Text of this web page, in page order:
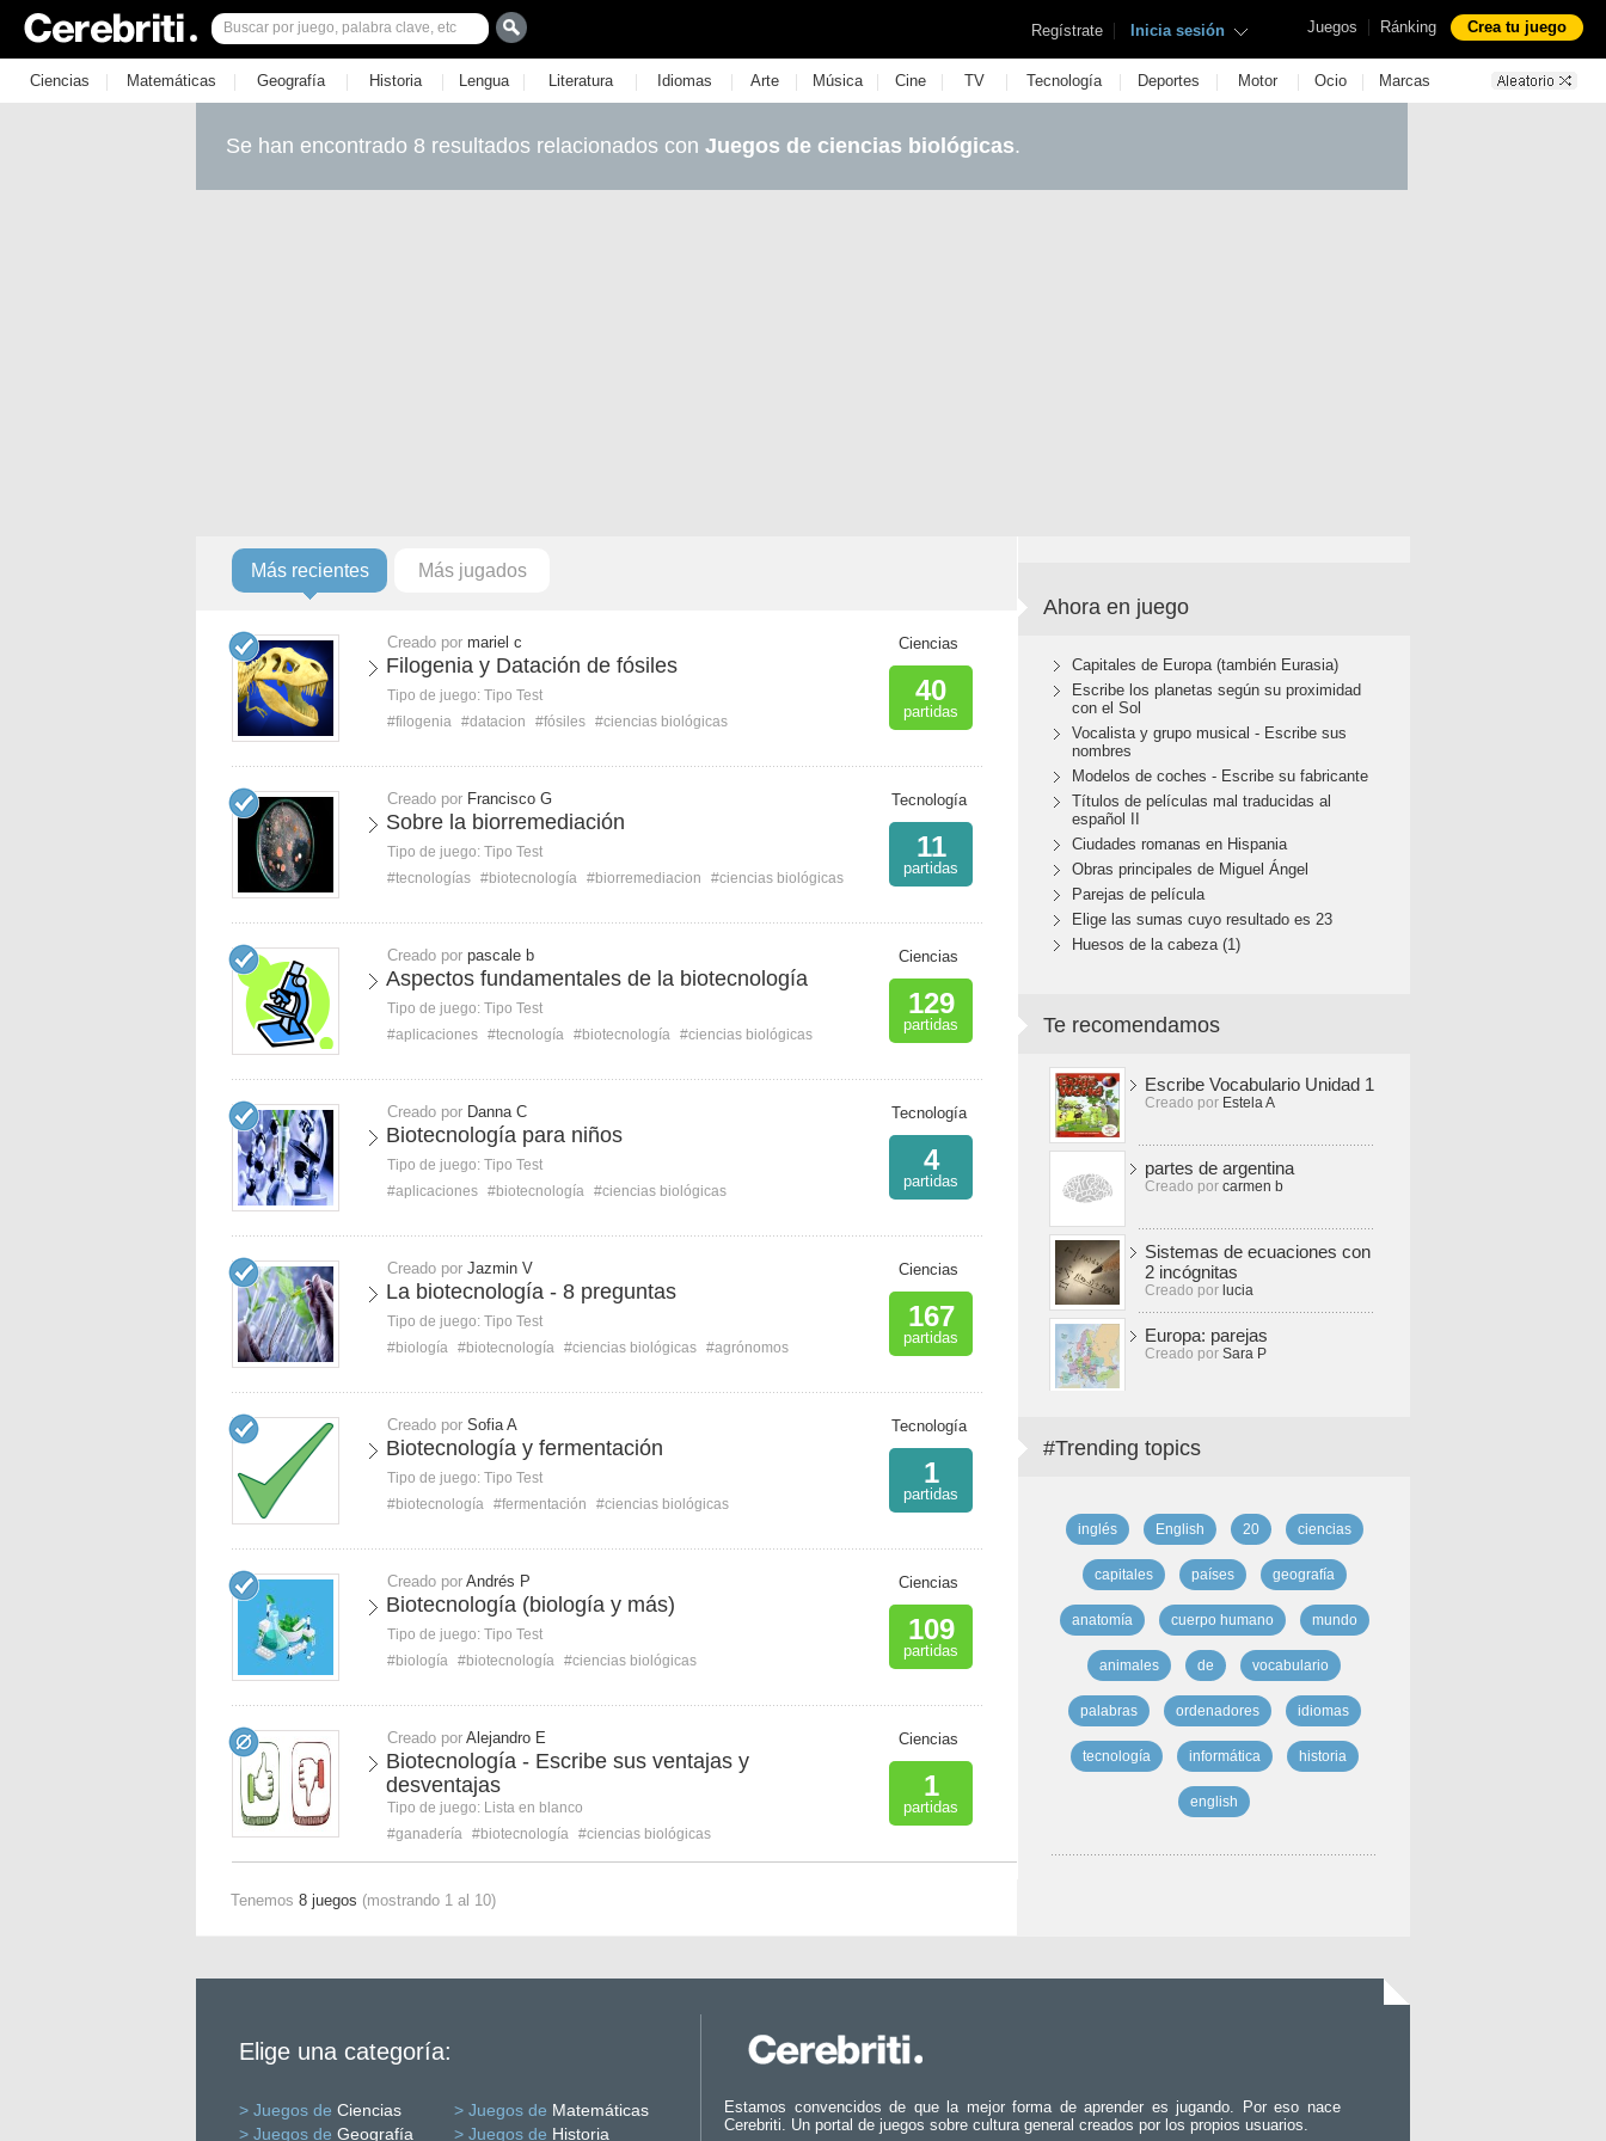
Juegos | Ránking Crea tu juego
Regístrate | Inicia sesión
Ciencias | Matemáticas | Geografía | Historia | Lengua | Literatura | Idiomas | Arte | Música | Cine | TV | Tecnología | Deportes | Motor | Ocio | Marcas
Se han encontrado 8 resultados relacionados con Juegos de ciencias biológicas.
Más recientes Más jugados
Creado por mariel c
Filogenia y Datación de fósiles
Tipo de juego: Tipo Test
#filogenia #datacion #fósiles #ciencias biológicas
Ciencias
40
partidas
Creado por Francisco G
Sobre la biorremediación
Tipo de juego: Tipo Test
#tecnologías #biotecnología #biorremediacion #ciencias biológicas
Tecnología
11
partidas
Creado por pascale b
Aspectos fundamentales de la biotecnología
Tipo de juego: Tipo Test
#aplicaciones #tecnología #biotecnología #ciencias biológicas
Ciencias
129
partidas
Creado por Danna C
Biotecnología para niños
Tipo de juego: Tipo Test
#aplicaciones #biotecnología #ciencias biológicas
Tecnología
4
partidas
Creado por Jazmin V
La biotecnología - 8 preguntas
Tipo de juego: Tipo Test
#biología #biotecnología #ciencias biológicas #agrónomos
Ciencias
167
partidas
Creado por Sofia A
Biotecnología y fermentación
Tipo de juego: Tipo Test
#biotecnología #fermentación #ciencias biológicas
Tecnología
1
partidas
Creado por Andrés P
Biotecnología (biología y más)
Tipo de juego: Tipo Test
#biología #biotecnología #ciencias biológicas
Ciencias
109
partidas
Creado por Alejandro E
Biotecnología - Escribe sus ventajas y
desventajas
Tipo de juego: Lista en blanco
#ganadería #biotecnología #ciencias biológicas
Ciencias
1
partidas
Tenemos 8 juegos (mostrando 1 al 10)
Ahora en juego
Capitales de Europa (también Eurasia)
Escribe los planetas según su proximidad
con el Sol
Vocalista y grupo musical - Escribe sus
nombres
Modelos de coches - Escribe su fabricante
Títulos de películas mal traducidas al
español II
Ciudades romanas en Hispania
Obras principales de Miguel Ángel
Parejas de película
Elige las sumas cuyo resultado es 23
Huesos de la cabeza (1)
Te recomendamos
Escribe Vocabulario Unidad 1
Creado por Estela A
partes de argentina
Creado por carmen b
Sistemas de ecuaciones con
2 incógnitas
Creado por lucia
Europa: parejas
Creado por Sara P
#Trending topics
inglés English 20 ciencias
capitales países geografía
anatomía cuerpo humano mundo
animales de vocabulario
palabras ordenadores idiomas
tecnología informática historia
english
Elige una categoría:
> Juegos de Ciencias > Juegos de Matemáticas
> Juegos de Geografía > Juegos de Historia
Estamos convencidos de que la mejor forma de aprender es jugando. Por eso nace
Cerebriti. Un portal de juegos sobre cultura general creados por los propios usuarios.